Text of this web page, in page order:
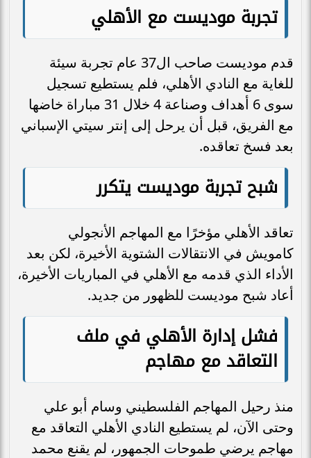
تجربة موديست مع الأهلي
قدم موديست صاحب ال37 عام تجربة سيئة
للغاية مع النادي الأهلي، فلم يستطيع تسجيل
سوى 6 أهداف وصناعة 4 خلال 31 مباراة خاضها
مع الفريق، قبل أن يرحل إلى إنتر سيتي الإسباني
بعد فسخ تعاقده.
شبح تجربة موديست يتكرر
تعاقد الأهلي مؤخرًا مع المهاجم الأنجولي
كامويش في الانتقالات الشتوية الأخيرة، لكن بعد
الأداء الذي قدمه مع الأهلي في المباريات الأخيرة،
أعاد شبح موديست للظهور من جديد.
فشل إدارة الأهلي في ملف
التعاقد مع مهاجم
منذ رحيل المهاجم الفلسطيني وسام أبو علي
وحتى الآن، لم يستطيع النادي الأهلي التعاقد مع
مهاجم يرضي طموحات الجمهور، لم يقنع محمد